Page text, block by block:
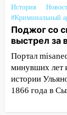
15:47
за
клуба
15:34
области
площадки
История
#Криминальный
Поджог со
выстрел за
Портал
минувших лет
истории
1866 года в